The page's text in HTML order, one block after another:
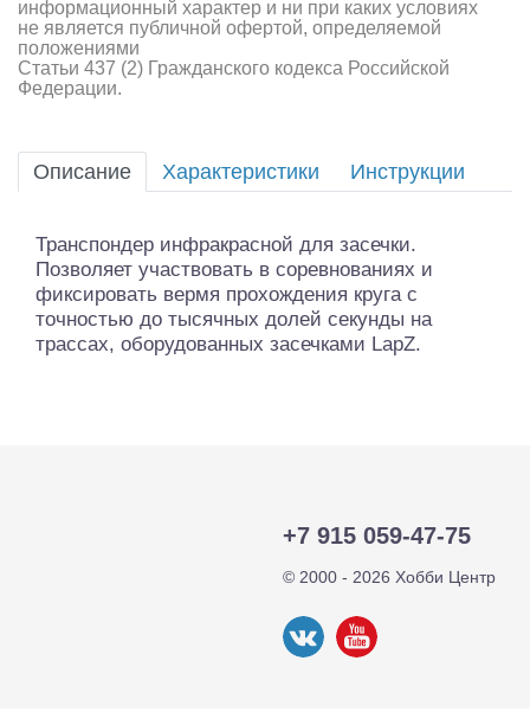
Двигатели
Технические жидкости
Оптовая продажа запчастей для моделей
информационный характер и ни при каких условиях
не является публичной офертой, определяемой
положениями
Статьи 437 (2) Гражданского кодекса Российской
Федерации.
Описание Характеристики Инструкции
Транспондер инфракрасной для засечки.
Позволяет участвовать в соревнованиях и
фиксировать вермя прохождения круга с
точностью до тысячных долей секунды на
трассах, оборудованных засечками LapZ.
+7 915 059-47-75
© 2000 - 2026 Хобби Центр